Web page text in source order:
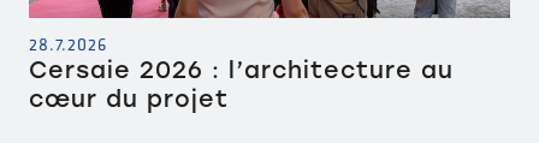
28.7.2026
Cersaie 2026 : l’architecture au
cœur du projet